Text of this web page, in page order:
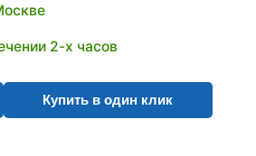
2-х часов
Купить в один клик